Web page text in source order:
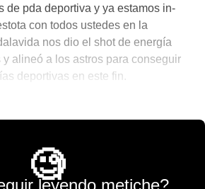
de pda deportiva y ya estamos in-
con todos ustedes en la
nos dio el shot de energía
alineó a los astros para conseguir
deportivas en este fin.
🧐
leyendo metiche?